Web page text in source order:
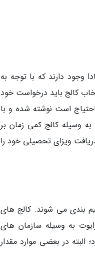
وجود دارند که با توجه به
کالج باید درخواست خود
است نوشته شده و با
وسیله کالج کمی زمان­ بر
ویزای تحصیلی خود را
بندی می شوند. کالج های
به وسیله سازمان های
در بعضی موارد مقدار